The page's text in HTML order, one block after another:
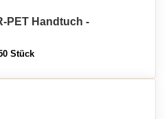
PET Handtuch -
Stück